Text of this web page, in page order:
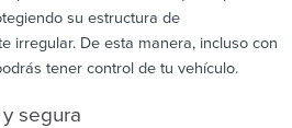
su estructura de
irregular. De esta manera, incluso con
tener control de tu vehículo.
segura